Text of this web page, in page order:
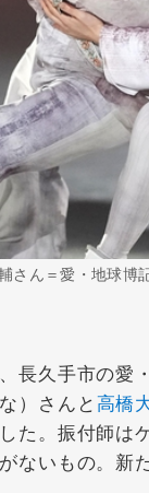
ん＝愛・地球博
久手市の愛
）さんと高橋
た。振付師は
ないもの。新